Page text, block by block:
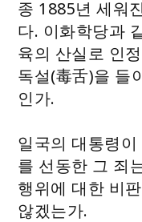
종 1885년 세워
다. 이화학당과
육의 산실로 인
독설(毒舌)을 들
인가.
일국의 대통령
를 선동한 그 죄
행위에 대한 비
않겠는가.